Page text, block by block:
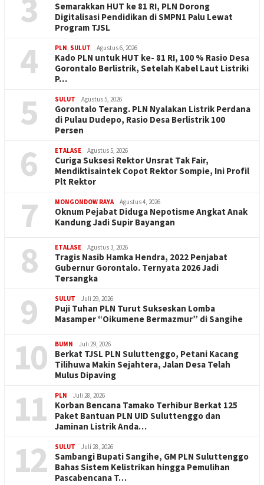
3
Semarakkan HUT ke 81 RI, PLN Dorong
Digitalisasi Pendidikan di SMPN1 Palu Lewat
Program TJSL
4 PLN SULUT Agustus 6, 2026
Kado PLN untuk HUT ke- 81 RI, 100 % Rasio Desa
Gorontalo Berlistrik, Setelah Kabel Laut Listriki
P…
5 SULUT Agustus 5, 2026
Gorontalo Terang. PLN Nyalakan Listrik Perdana
di Pulau Dudepo, Rasio Desa Berlistrik 100
Persen
6 ETALASE Agustus 5, 2026
Curiga Suksesi Rektor Unsrat Tak Fair,
Mendiktisaintek Copot Rektor Sompie, Ini Profil
Plt Rektor
7 MONGONDOW RAYA Agustus 4, 2026
Oknum Pejabat Diduga Nepotisme Angkat Anak
Kandung Jadi Supir Bayangan
8 ETALASE Agustus 3, 2026
Tragis Nasib Hamka Hendra, 2022 Penjabat
Gubernur Gorontalo. Ternyata 2026 Jadi
Tersangka
9 SULUT Juli 29, 2026
Puji Tuhan PLN Turut Sukseskan Lomba
Masamper “Oikumene Bermazmur” di Sangihe
10 BUMN Juli 29, 2026
Berkat TJSL PLN Suluttenggo, Petani Kacang
Tilihuwa Makin Sejahtera, Jalan Desa Telah
Mulus Dipaving
11 PLN Juli 28, 2026
Korban Bencana Tamako Terhibur Berkat 125
Paket Bantuan PLN UID Suluttenggo dan
Jaminan Listrik Anda…
12 SULUT Juli 28, 2026
Sambangi Bupati Sangihe, GM PLN Suluttenggo
Bahas Sistem Kelistrikan hingga Pemulihan
Pascabencana T…